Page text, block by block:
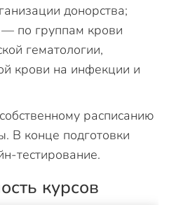
донорства;
по группам крови
гематологии,
крови на инфекции и
расписанию
В конце подготовки
тестирование.
курсов